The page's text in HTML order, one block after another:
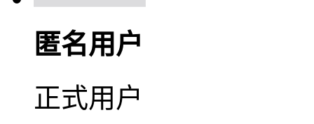
匿名用户
正式用户